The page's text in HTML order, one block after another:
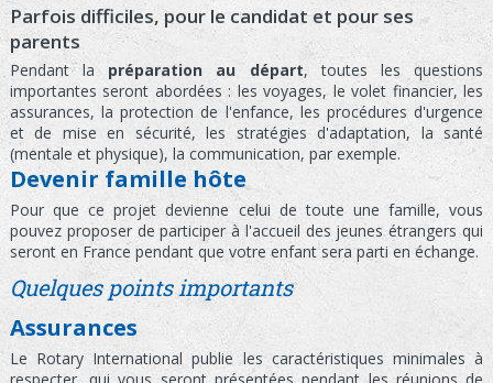
Parfois difficiles, pour le candidat et pour ses
parents
Pendant la préparation au départ, toutes les questions
importantes seront abordées : les voyages, le volet financier, les
assurances, la protection de l'enfance, les procédures d'urgence
et de mise en sécurité, les stratégies d'adaptation, la santé
(mentale et physique), la communication, par exemple.
Devenir famille hôte
Pour que ce projet devienne celui de toute une famille, vous
pouvez proposer de participer à l'accueil des jeunes étrangers qui
seront en France pendant que votre enfant sera parti en échange.
Quelques points importants
Assurances
Le Rotary International publie les caractéristiques minimales à